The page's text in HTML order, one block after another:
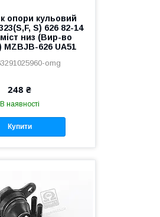
опори кульовий
S) 626 82-14
низ (Вир-во
MZBJB-626 UA51
omg
248 ₴
В наявності
Купити